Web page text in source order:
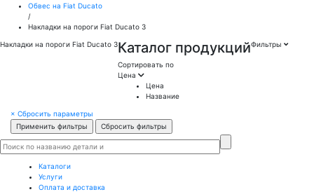
Обвес на Fiat Ducato
/
Накладки на пороги Fiat Ducato 3
Накладки на пороги Fiat Ducato 3Каталог продукций
Сортировать по
Цена
Цена
Название
Фильтры
× Сбросить параметры
Каталоги
Услуги
Оплата и доставка